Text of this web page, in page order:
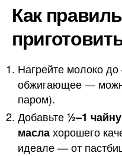
Как
Нагрейте молоко до
обжигающее —
паром).
Добавьте ½–1
маслахорошего
идеале — от